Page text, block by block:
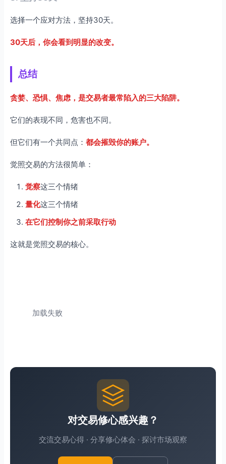
选择一个应对方法，坚持30天。
30天后，你会看到明显的改变。
总结
贪婪、恐惧、焦虑，是交易者最常陷入的三大陷阱。
它们的表现不同，危害也不同。
但它们有一个共同点： 都会摧毁你的账户。
觉照交易的方法很简单：
觉察这三个情绪
量化这三个情绪
在它们控制你之前采取行动
这就是觉照交易的核心。
加载失败
对交易修心感兴趣？
交流交易心得 · 分享修心体会 · 探讨市场观察